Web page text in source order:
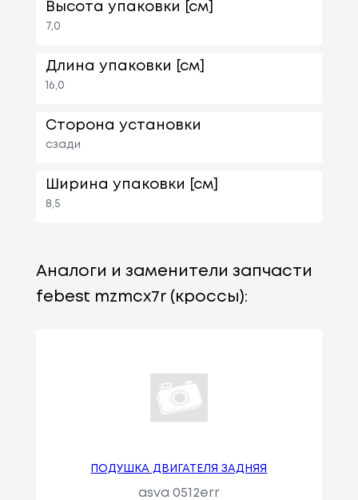
Высота упаковки [см]
7,0
Длина упаковки [см]
16,0
Сторона установки
сзади
Ширина упаковки [см]
8,5
Аналоги и заменители запчасти
febest mzmcx7r (кроссы):
ПОДУШКА ДВИГАТЕЛЯ ЗАДНЯЯ
asva 0512err